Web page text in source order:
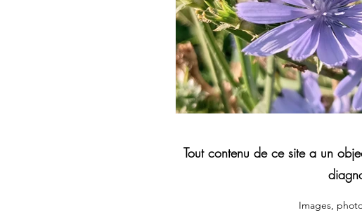
Tout contenu de ce site a un
Images,